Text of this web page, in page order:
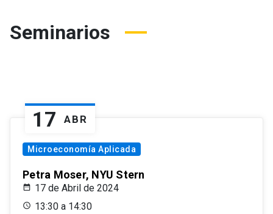
Seminarios
17 ABR
Microeconomía Aplicada
Petra Moser, NYU Stern
17 de Abril de 2024
13:30 a 14:30